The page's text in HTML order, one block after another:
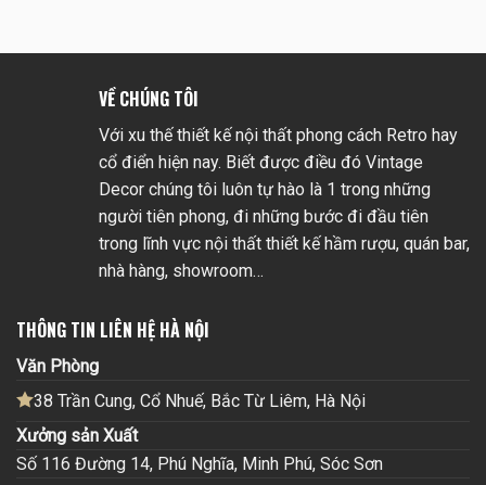
VỀ CHÚNG TÔI
Với xu thế thiết kế nội thất phong cách Retro hay
cổ điển hiện nay. Biết được điều đó Vintage
Decor chúng tôi luôn tự hào là 1 trong những
người tiên phong, đi những bước đi đầu tiên
trong lĩnh vực nội thất thiết kế hầm rượu, quán bar,
nhà hàng, showroom…
THÔNG TIN LIÊN HỆ HÀ NỘI
Văn Phòng
38 Trần Cung, Cổ Nhuế, Bắc Từ Liêm, Hà Nội
Xưởng sản Xuất
Số 116 Đường 14, Phú Nghĩa, Minh Phú, Sóc Sơn